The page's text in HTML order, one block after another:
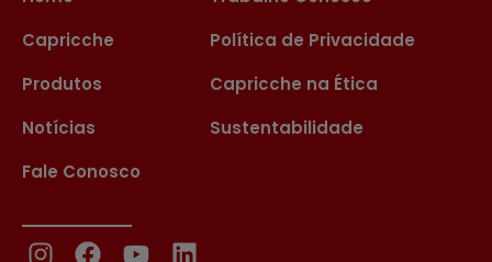
Capricche
Produtos
Notícias
Fale Conosco
Política de Privacidade
Capricche na Ética
Sustentabilidade